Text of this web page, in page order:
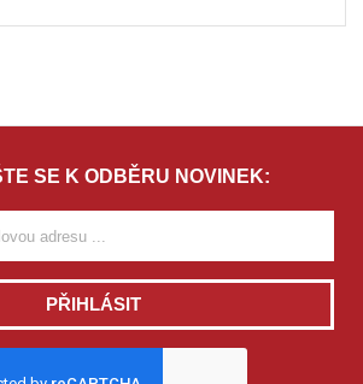
SE K ODBĚRU NOVINEK:
PŘIHLÁSIT